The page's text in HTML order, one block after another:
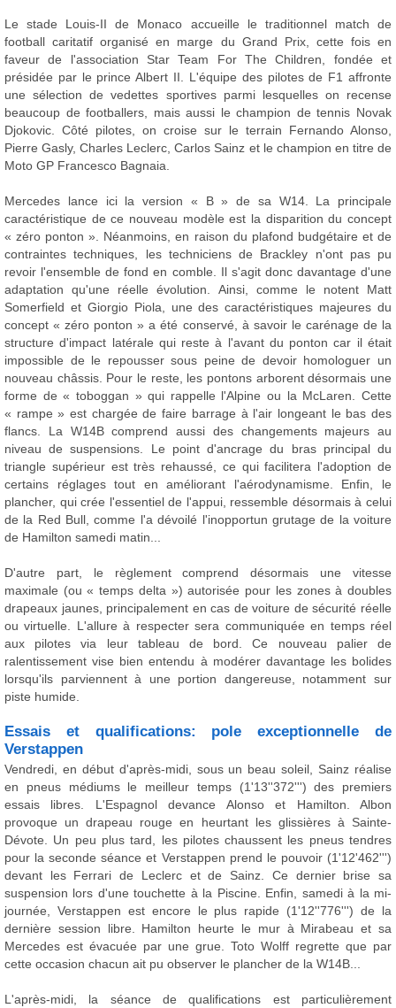
Le stade Louis-II de Monaco accueille le traditionnel match de
football caritatif organisé en marge du Grand Prix, cette fois en
faveur de l'association Star Team For The Children, fondée et
présidée par le prince Albert II. L'équipe des pilotes de F1 affronte
une sélection de vedettes sportives parmi lesquelles on recense
beaucoup de footballers, mais aussi le champion de tennis Novak
Djokovic. Côté pilotes, on croise sur le terrain Fernando Alonso,
Pierre Gasly, Charles Leclerc, Carlos Sainz et le champion en titre de
Moto GP Francesco Bagnaia.
Mercedes lance ici la version « B » de sa W14. La principale
caractéristique de ce nouveau modèle est la disparition du concept
« zéro ponton ». Néanmoins, en raison du plafond budgétaire et de
contraintes techniques, les techniciens de Brackley n'ont pas pu
revoir l'ensemble de fond en comble. Il s'agit donc davantage d'une
adaptation qu'une réelle évolution. Ainsi, comme le notent Matt
Somerfield et Giorgio Piola, une des caractéristiques majeures du
concept « zéro ponton » a été conservé, à savoir le carénage de la
structure d'impact latérale qui reste à l'avant du ponton car il était
impossible de le repousser sous peine de devoir homologuer un
nouveau châssis. Pour le reste, les pontons arborent désormais une
forme de « toboggan » qui rappelle l'Alpine ou la McLaren. Cette
« rampe » est chargée de faire barrage à l'air longeant le bas des
flancs. La W14B comprend aussi des changements majeurs au
niveau de suspensions. Le point d'ancrage du bras principal du
triangle supérieur est très rehaussé, ce qui facilitera l'adoption de
certains réglages tout en améliorant l'aérodynamisme. Enfin, le
plancher, qui crée l'essentiel de l'appui, ressemble désormais à celui
de la Red Bull, comme l'a dévoilé l'inopportun grutage de la voiture
de Hamilton samedi matin...
D'autre part, le règlement comprend désormais une vitesse
maximale (ou « temps delta ») autorisée pour les zones à doubles
drapeaux jaunes, principalement en cas de voiture de sécurité réelle
ou virtuelle. L'allure à respecter sera communiquée en temps réel
aux pilotes via leur tableau de bord. Ce nouveau palier de
ralentissement vise bien entendu à modérer davantage les bolides
lorsqu'ils parviennent à une portion dangereuse, notamment sur
piste humide.
Essais et qualifications: pole exceptionnelle de
Verstappen
Vendredi, en début d'après-midi, sous un beau soleil, Sainz réalise
en pneus médiums le meilleur temps (1'13''372''') des premiers
essais libres. L'Espagnol devance Alonso et Hamilton. Albon
provoque un drapeau rouge en heurtant les glissières à Sainte-
Dévote. Un peu plus tard, les pilotes chaussent les pneus tendres
pour la seconde séance et Verstappen prend le pouvoir (1'12'462''')
devant les Ferrari de Leclerc et de Sainz. Ce dernier brise sa
suspension lors d'une touchette à la Piscine. Enfin, samedi à la mi-
journée, Verstappen est encore le plus rapide (1'12''776''') de la
dernière session libre. Hamilton heurte le mur à Mirabeau et sa
Mercedes est évacuée par une grue. Toto Wolff regrette que par
cette occasion chacun ait pu observer le plancher de la W14B...
L'après-midi, la séance de qualifications est particulièrement